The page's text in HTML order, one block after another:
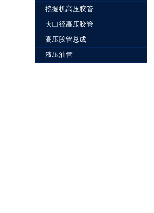
挖掘机高压胶管
大口径高压胶管
高压胶管总成
液压油管